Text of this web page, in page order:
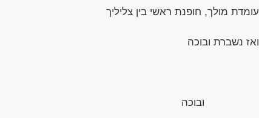
עומדת מולך, חופנת ראשי בין צליליך
ואז נשברת ובוכה
ובוכה